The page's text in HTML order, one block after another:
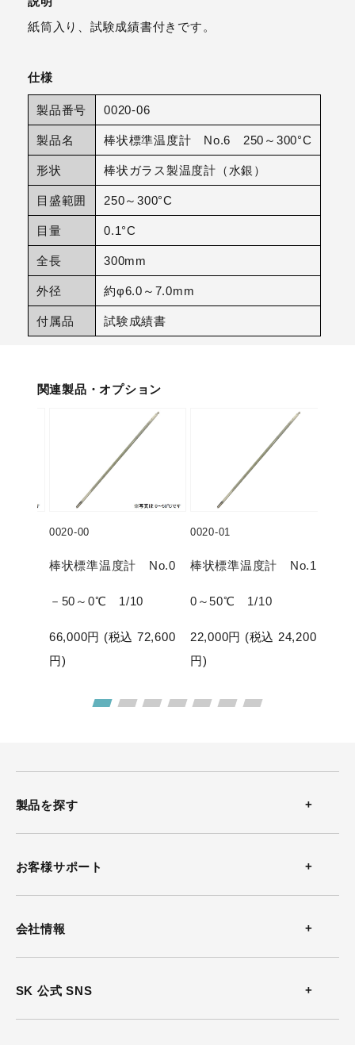
紙筒入り、試験成績書付きです。
仕様
製品番号 0020-06
製品名 棒状標準温度計 No.6 250～300°C
形状 棒状ガラス製温度計（水銀）
目盛範囲 250～300°C
目量 0.1°C
全長 300mm
外径 約φ6.0～7.0mm
付属品 試験成績書
関連製品・オプション
0020-00
棒状標準温度計 No.0
－50～0℃ 1/10
66,000円 (税込 72,600
円)
0020-01
棒状標準温度計 No.1
0～50℃ 1/10
22,000円 (税込 24,200
円)
SK 公式 SNS
会社情報
お客様サポート
製品を探す
熱中症計